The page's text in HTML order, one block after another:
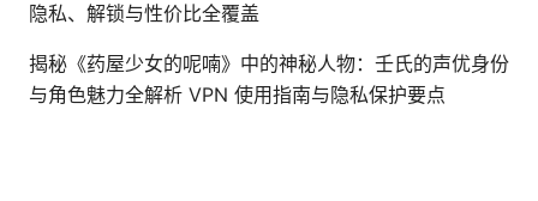
隐私、解锁与性价比全覆盖
揭秘《药屋少女的呢喃》中的神秘人物：壬氏的声优身份
与角色魅力全解析 VPN 使用指南与隐私保护要点